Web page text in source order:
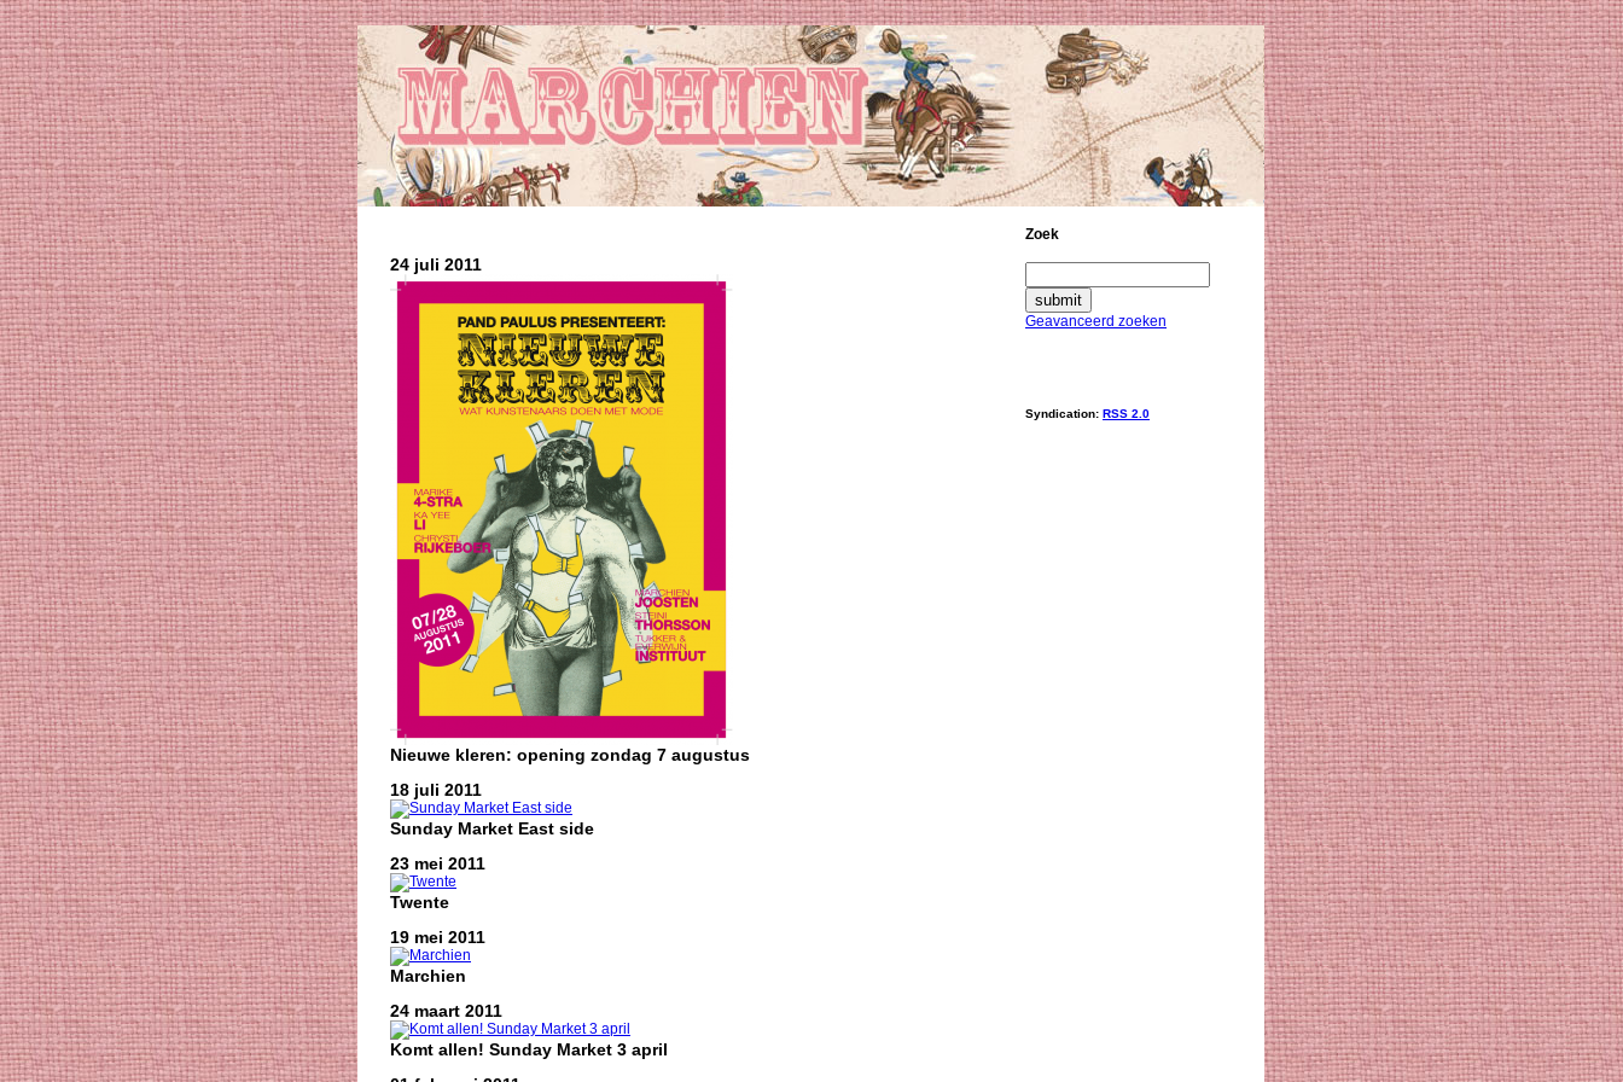
24 juli 2011
Nieuwe kleren: opening zondag 7 augustus
18 juli 2011
Sunday Market East side
23 mei 2011
Twente
19 mei 2011
Marchien
24 maart 2011
Komt allen! Sunday Market 3 april
Zoek
Geavanceerd zoeken
Syndication: RSS 2.0